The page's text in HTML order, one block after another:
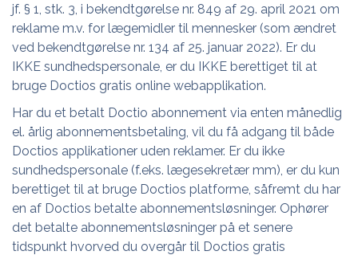
jf. § 1, stk. 3, i bekendtgørelse nr. 849 af 29. april 2021 om
reklame m.v. for lægemidler til mennesker (som ændret
ved bekendtgørelse nr. 134 af 25. januar 2022). Er du
IKKE sundhedspersonale, er du IKKE berettiget til at
bruge Doctios gratis online webapplikation.
Har du et betalt Doctio abonnement via enten månedlig
el. årlig abonnementsbetaling, vil du få adgang til både
Doctios applikationer uden reklamer. Er du ikke
sundhedspersonale (f.eks. lægesekretær mm), er du kun
berettiget til at bruge Doctios platforme, såfremt du har
en af Doctios betalte abonnementsløsninger. Ophører
det betalte abonnementsløsninger på et senere
tidspunkt hvorved du overgår til Doctios gratis